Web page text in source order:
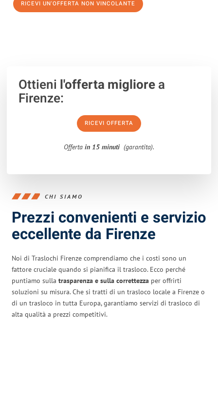
RICEVI UN'OFFERTA NON VINCOLANTE
Ottieni l'offerta migliorea
Firenze:
RICEVI OFFERTA
Offerta in 15 minuti (garantita).
CHI SIAMO
Prezzi convenienti e servizio
eccellente da Firenze
Noi di Traslochi Firenze comprendiamo che i costi sono un
fattore cruciale quando si pianifica il trasloco. Ecco perché
puntiamo sulla trasparenza e sulla correttezza per offrirti
soluzioni su misura. Che si tratti di un trasloco locale a Firenze o
di un trasloco in tutta Europa, garantiamo servizi di trasloco di
alta qualità a prezzi competitivi.